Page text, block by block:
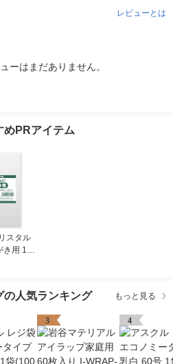
レビューとは
ーはまだありません。
めPRアイテム
スタル
き用 100
1袋(10
の人気ランキング もっと見る
3 4